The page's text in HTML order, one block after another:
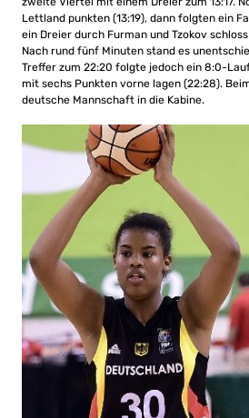
Lettland punkten (13:19), dann folgten ein
ein Dreier durch Furman und Tzokov
Nach rund fünf Minuten stand es
Treffer zum 22:20 folgte jedoch ein 8:0-
mit sechs Punkten vorne lagen (22:28).
deutsche Mannschaft in die Kabine.